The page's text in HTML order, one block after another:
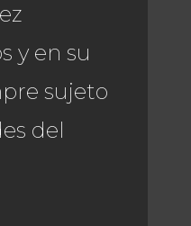
y en su
sujeto
del